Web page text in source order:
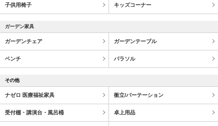
子供用椅子 キッズコーナー
ガーデン家具
ガーデンチェア ガーデンテーブル
ベンチ パラソル
その他
ナゼロ 医療福祉家具 衝立/パーテーション
受付棚・講演台・風呂桶 卓上用品